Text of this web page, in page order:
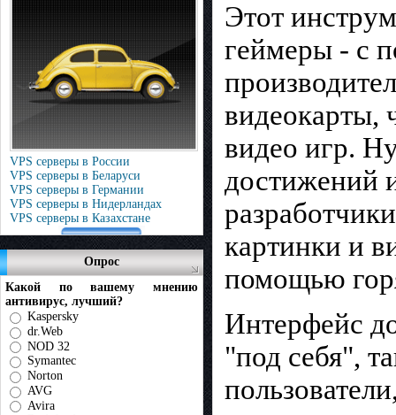
VPS серверы в России
VPS серверы в Беларуси
VPS серверы в Германии
VPS серверы в Нидерландах
VPS серверы в Казахстане
Опрос
Какой по вашему мнению
антивирус, лучший?
Kaspersky
dr.Web
NOD 32
Symantec
Norton
AVG
Avira
Этот
геймеры - с
видеокарты,
видео игр.
достижений
картинки и
помощью
Интерфейс
"под себя",